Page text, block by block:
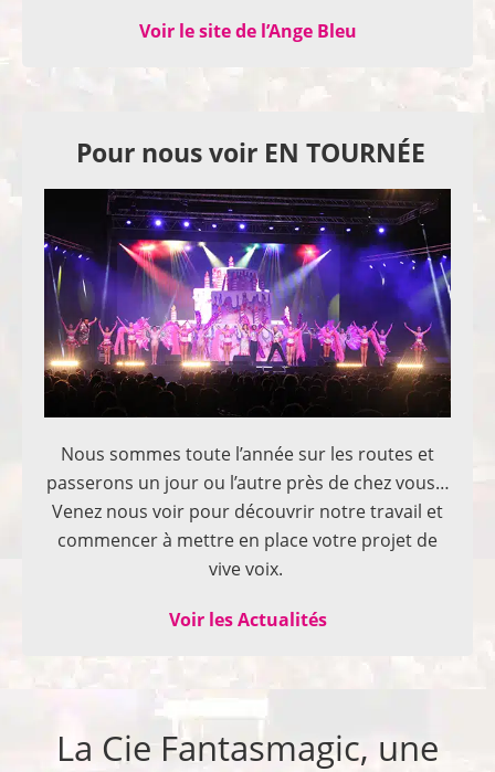
Voir le site de l’Ange Bleu
Pour nous voir EN TOURNÉE
Nous sommes toute l’année sur les routes et
passerons un jour ou l’autre près de chez vous…
Venez nous voir pour découvrir notre travail et
commencer à mettre en place votre projet de
vive voix.
Voir les Actualités
La Cie Fantasmagic, une